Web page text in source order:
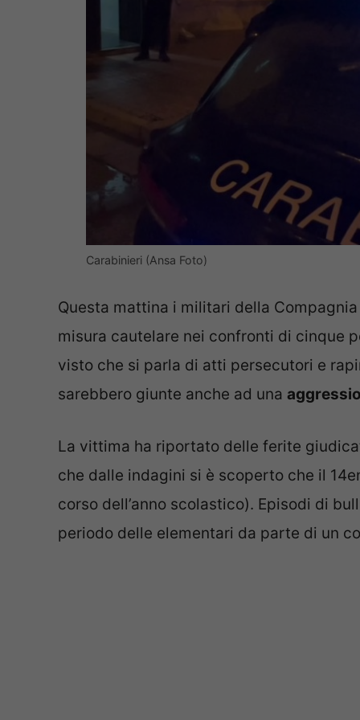
Carabinieri (Ansa Foto)
Questa mattina i militari della
misura cautelare nei confronti di cinque
visto che si parla di atti persecutori e
sarebbero giunte anche ad una
La vittima ha riportato delle ferite
che dalle indagini si è scoperto che il
corso dell’anno scolastico). Episodi di
periodo delle elementari da parte di un